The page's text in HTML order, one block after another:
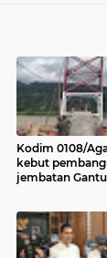
Kodim 0108/
kebut
jembatan